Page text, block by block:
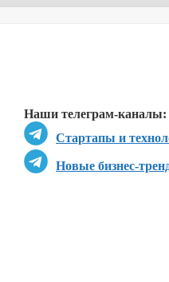
Наши телеграм-каналы:
Стартапы и
Новые бизнес-